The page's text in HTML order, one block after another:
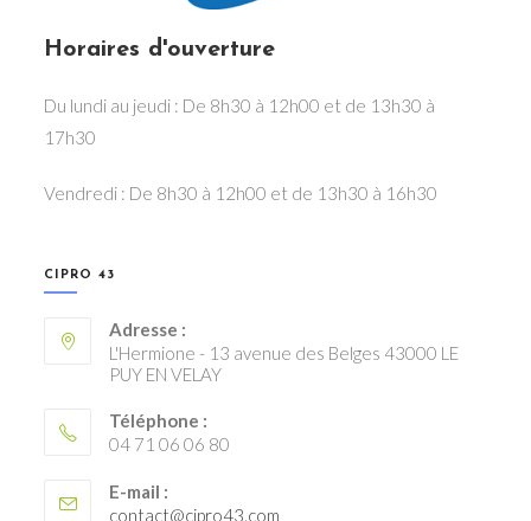
Horaires d'ouverture
Du lundi au jeudi : De 8h30 à 12h00 et de 13h30 à
17h30
Vendredi : De 8h30 à 12h00 et de 13h30 à 16h30
CIPRO 43
Adresse :
L'Hermione - 13 avenue des Belges 43000 LE
PUY EN VELAY
Téléphone :
04 71 06 06 80
E-mail :
contact@cipro43.com